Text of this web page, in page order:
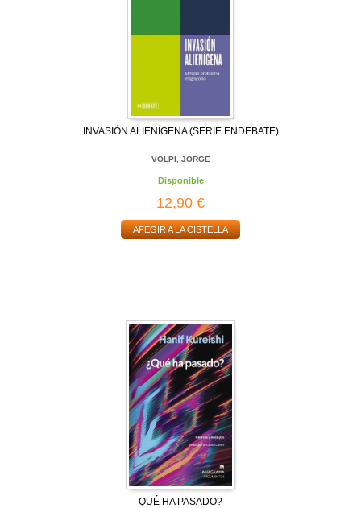
INVASIÓN ALIENÍGENA (SERIE ENDEBATE)
VOLPI, JORGE
Disponible
12,90 €
AFEGIR A LA CISTELLA
QUÉ HA PASADO?